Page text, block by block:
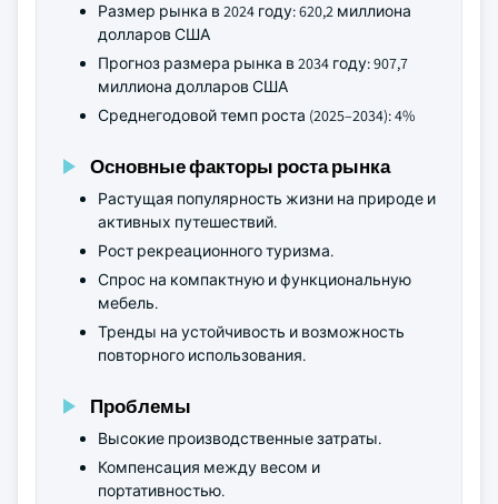
Размер рынка в 2024 году: 620,2 миллиона
долларов США
Прогноз размера рынка в 2034 году: 907,7
миллиона долларов США
Среднегодовой темп роста (2025–2034): 4%
Основные факторы роста рынка
Растущая популярность жизни на природе и
активных путешествий.
Рост рекреационного туризма.
Спрос на компактную и функциональную
мебель.
Тренды на устойчивость и возможность
повторного использования.
Проблемы
Высокие производственные затраты.
Компенсация между весом и
портативностью.